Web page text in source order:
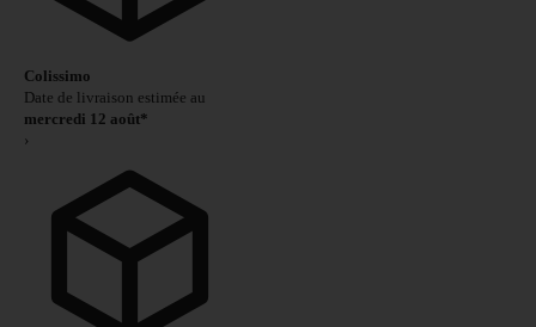
Colissimo
Date de livraison estimée au
mercredi 12 août*
›